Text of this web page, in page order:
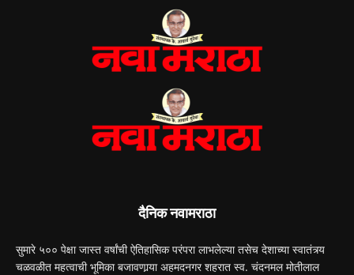
दैनिक नवामराठा
सुमारे ५०० पेक्षा जास्त वर्षांची ऐतिहासिक परंपरा लाभलेल्या तसेच देशाच्या स्वातंत्र्य
चळवळीत महत्वाची भूमिका बजावणार्‍या अहमदनगर शहरात स्व. चंदनमल मोतीलाल